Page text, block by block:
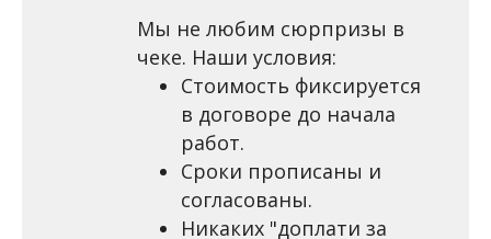
Мы не любим сюрпризы в
чеке. Наши условия:
Стоимость фиксируется
в договоре до начала
работ.
Сроки прописаны и
согласованы.
Никаких "доплати за